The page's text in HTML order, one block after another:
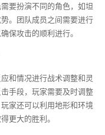
要扮演不同的角色，如坦
。团队成员之间需要进行
保攻击的顺利进行。
和情况进行战术调整和灵
手段，玩家需要及时调整
家还可以利用地形和环境
更大的胜利。